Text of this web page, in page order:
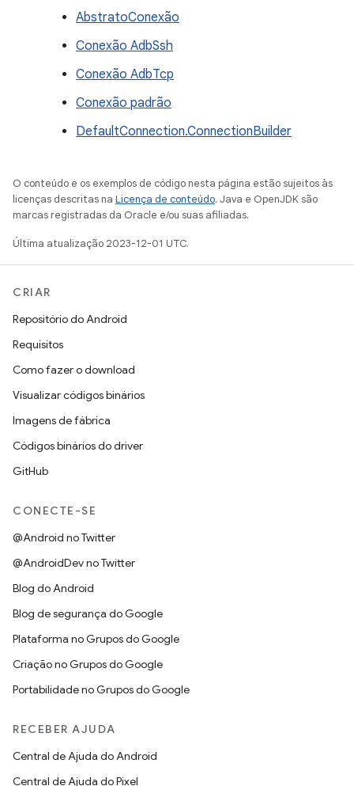
AbstratoConexão
Conexão AdbSsh
Conexão AdbTcp
Conexão padrão
DefaultConnection.ConnectionBuilder
O conteúdo e os exemplos de código nesta página estão sujeitos às
licenças descritas na Licença de conteúdo. Java e OpenJDK são
marcas registradas da Oracle e/ou suas afiliadas.
Última atualização 2023-12-01 UTC.
CRIAR
Repositório do Android
Requisitos
Como fazer o download
Visualizar códigos binários
Imagens de fábrica
Códigos binários do driver
GitHub
CONECTE-SE
@Android no Twitter
@AndroidDev no Twitter
Blog do Android
Blog de segurança do Google
Plataforma no Grupos do Google
Criação no Grupos do Google
Portabilidade no Grupos do Google
RECEBER AJUDA
Central de Ajuda do Android
Central de Ajuda do Pixel